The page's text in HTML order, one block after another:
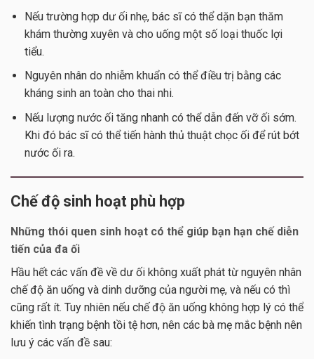
Nếu trường hợp dư ối nhẹ, bác sĩ có thể dặn bạn thăm
khám thường xuyên và cho uống một số loại thuốc lợi
tiểu.
Nguyên nhân do nhiễm khuẩn có thể điều trị bằng các
kháng sinh an toàn cho thai nhi.
Nếu lượng nước ối tăng nhanh có thể dẫn đến vỡ ối sớm.
Khi đó bác sĩ có thể tiến hành thủ thuật chọc ối để rút bớt
nước ối ra.
Chế độ sinh hoạt phù hợp
Những thói quen sinh hoạt có thể giúp bạn hạn chế diễn
tiến của đa ối
Hầu hết các vấn đề về dư ối không xuất phát từ nguyên nhân
chế độ ăn uống và dinh dưỡng của người mẹ, và nếu có thì
cũng rất ít. Tuy nhiên nếu chế độ ăn uống không hợp lý có thể
khiến tình trạng bệnh tồi tệ hơn, nên các bà mẹ mắc bệnh nên
lưu ý các vấn đề sau: